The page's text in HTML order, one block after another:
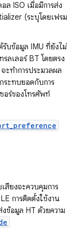
ล ISO เมื่อมีการส่ง
(ระบุโดยเฟรม
บข้อมูล IMU ที่ยังไม่
ลเลอร์ BT โดยตรง
ะทำการประมวลผล
ระทบยอดกับการ
อร์ของโทรศัพท์
สียงจะควบคุมการ
การติดตั้งใช้งาน
ข้อมูล HT ด้วยความ